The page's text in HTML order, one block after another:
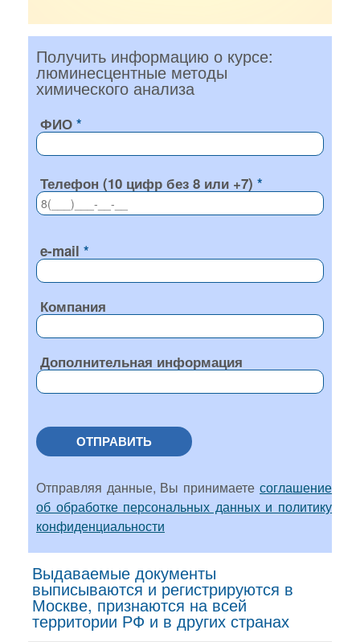
Получить информацию о курсе:
люминесцентные методы
химического анализа
ФИО
Телефон (10 цифр без 8 или +7)
e-mail
Компания
Дополнительная информация
ОТПРАВИТЬ
Отправляя данные, Вы принимаете соглашение
об обработке персональных данных и политику
конфиденциальности
Выдаваемые документы
выписываются и регистрируются в
Москве, признаются на всей
территории РФ и в других странах